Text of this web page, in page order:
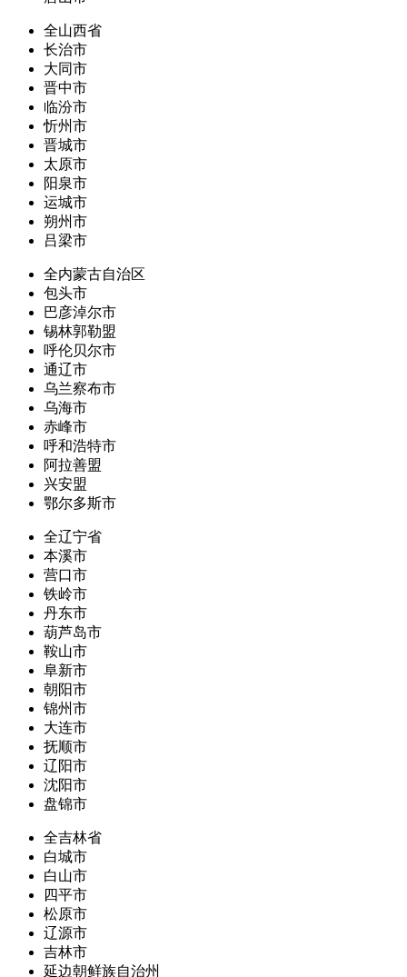
全山西省
长治市
大同市
晋中市
临汾市
忻州市
晋城市
太原市
阳泉市
运城市
朔州市
吕梁市
全内蒙古自治区
包头市
巴彦淖尔市
锡林郭勒盟
呼伦贝尔市
通辽市
乌兰察布市
乌海市
赤峰市
呼和浩特市
阿拉善盟
兴安盟
鄂尔多斯市
全辽宁省
本溪市
营口市
铁岭市
丹东市
葫芦岛市
鞍山市
阜新市
朝阳市
锦州市
大连市
抚顺市
辽阳市
沈阳市
盘锦市
全吉林省
白城市
白山市
四平市
松原市
辽源市
吉林市
延边朝鲜族自治州